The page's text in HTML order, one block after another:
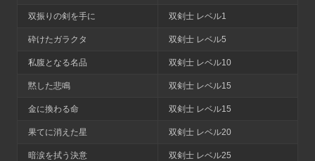
双振りの剣を手に 双剣士 レベル1
砕けたガラクタ 双剣士 レベル5
私腹となる名品 双剣士 レベル10
黙した悲鳴 双剣士 レベル15
金に換わる命 双剣士 レベル15
果てに消えた星 双剣士 レベル20
暗涙を拭う決意 双剣士 レベル25